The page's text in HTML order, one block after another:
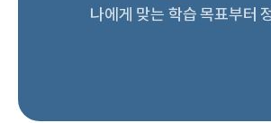
나에게 맞는 학습 목표부터